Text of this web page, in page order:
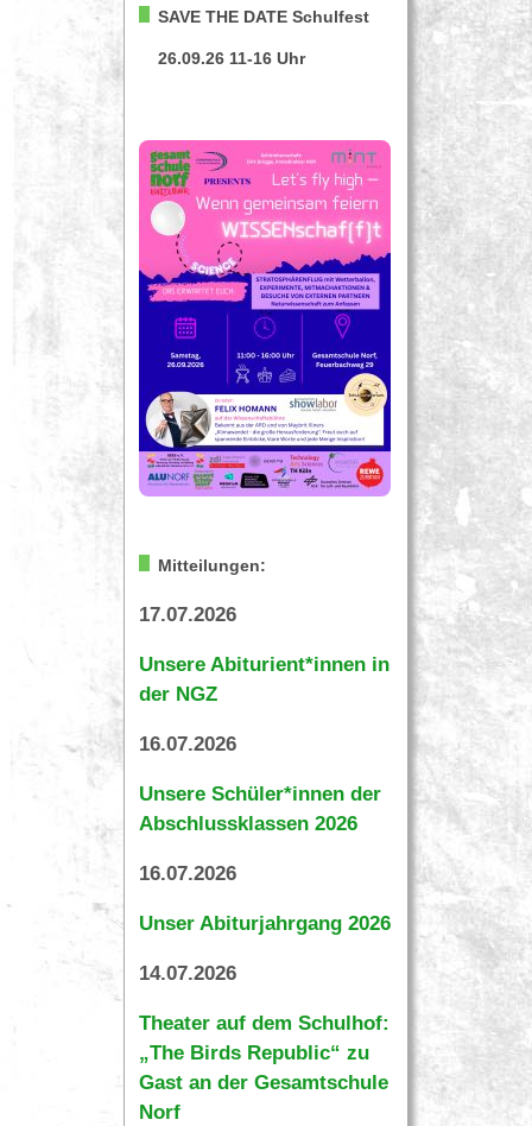
SAVE THE DATE Schulfest
26.09.26 11-16 Uhr
Mitteilungen:
17.07.2026
Unsere Abiturient*innen in
der NGZ
16.07.2026
Unsere Schüler*innen der
Abschlussklassen 2026
16.07.2026
Unser Abiturjahrgang 2026
14.07.2026
Theater auf dem Schulhof:
„The Birds Republic“ zu
Gast an der Gesamtschule
Norf